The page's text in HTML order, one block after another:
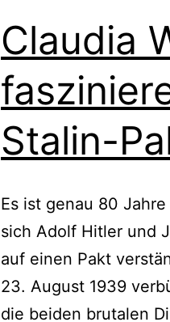
Claudia
Stalin-
Es ist genau 80 Jahre
sich Adolf Hitler und
auf einen Pakt
23. August 1939
die beiden brutalen